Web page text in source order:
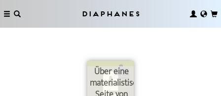
Diaphanes
Über eine
materialistische